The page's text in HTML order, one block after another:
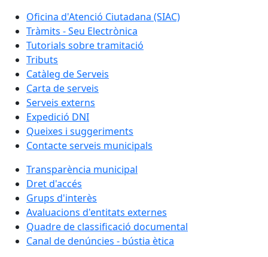
Oficina d'Atenció Ciutadana (SIAC)
Tràmits - Seu Electrònica
Tutorials sobre tramitació
Tributs
Catàleg de Serveis
Carta de serveis
Serveis externs
Expedició DNI
Queixes i suggeriments
Contacte serveis municipals
Transparència municipal
Dret d'accés
Grups d'interès
Avaluacions d'entitats externes
Quadre de classificació documental
Canal de denúncies - bústia ètica